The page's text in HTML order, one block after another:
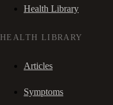
Health Library
HEALTH LIBRARY
Articles
Symptoms